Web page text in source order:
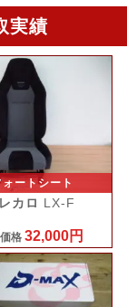
実績
ートシート
カロ LX-F
格32,000円